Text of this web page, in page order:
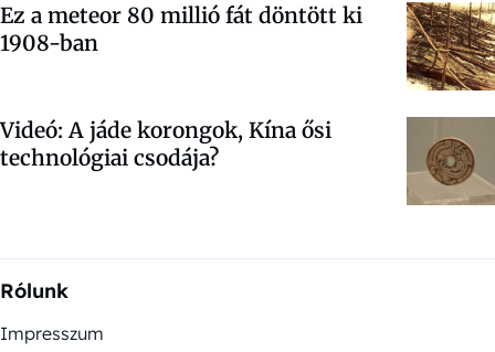
Ez a meteor 80 millió fát döntött ki
1908-ban
Videó: A jáde korongok, Kína ősi
technológiai csodája?
Rólunk
Impresszum